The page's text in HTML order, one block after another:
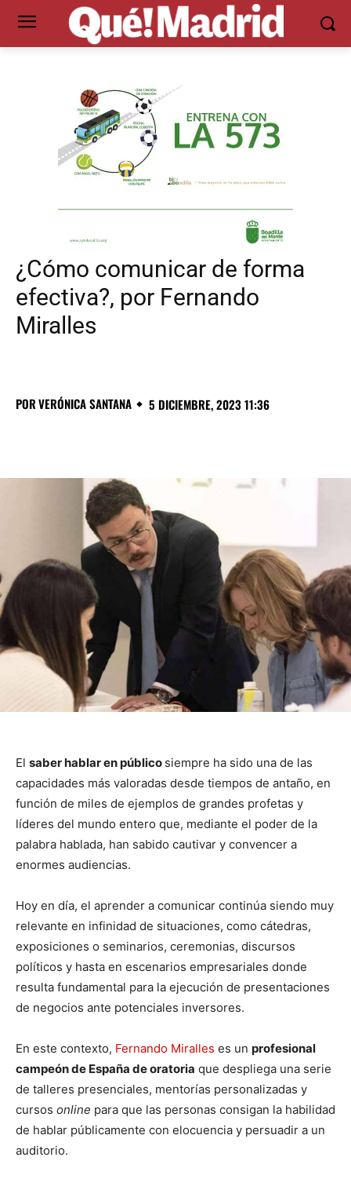
¿Cómo comunicar de forma
efectiva?, por Fernando
Miralles
PORVERÓNICA SANTANA 5 DICIEMBRE, 2023 11:36
El saber hablar en público siempre ha sido una de las
capacidades más valoradas desde tiempos de antaño, en
función de miles de ejemplos de grandes profetas y
líderes del mundo entero que, mediante el poder de la
palabra hablada, han sabido cautivar y convencer a
enormes audiencias.
Hoy en día, el aprender a comunicar continúa siendo muy
relevante en infinidad de situaciones, como cátedras,
exposiciones o seminarios, ceremonias, discursos
políticos y hasta en escenarios empresariales donde
resulta fundamental para la ejecución de presentaciones
de negocios ante potenciales inversores.
En este contexto, Fernando Miralles es un profesional
campeón de España de oratoria que despliega una serie
de talleres presenciales, mentorías personalizadas y
cursos online para que las personas consigan la habilidad
de hablar públicamente con elocuencia y persuadir a un
auditorio.